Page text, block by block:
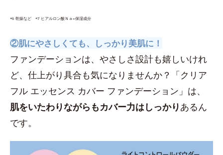
*6 乾燥など *7 ヒアルロン酸Ｎａ=保湿成分
②肌にやさしくても、しっかり美肌に！
ファンデーションは、やさしさ設計も嬉しいけれ
ど、仕上がり具合も気になりませんか？「クリア
フル エッセンス カバー ファンデーション」は、
肌をいたわりながらもカバー力はしっかりあるん
です。